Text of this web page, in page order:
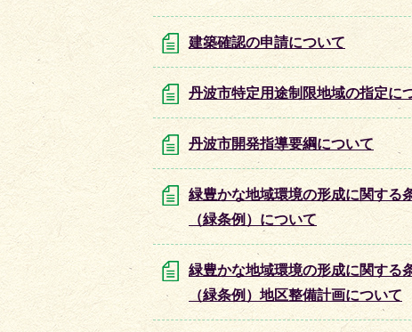
建築確認の申請について
丹波市特定用途制限地域の指定に
丹波市開発指導要綱について
緑豊かな地域環境の形成に関する
（緑条例）について
緑豊かな地域環境の形成に関する
（緑条例）地区整備計画について